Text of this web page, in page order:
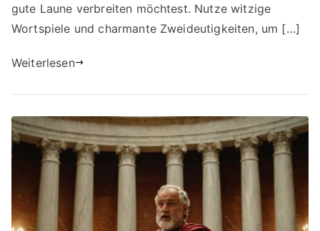
gute Laune verbreiten möchtest. Nutze witzige
Wortspiele und charmante Zweideutigkeiten, um […]
Weiterlesen